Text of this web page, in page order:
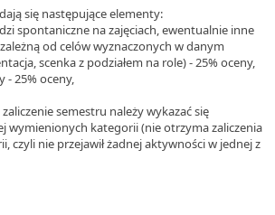
się następujące elementy:
spontaniczne na zajęciach, ewentualnie inne
od celów wyznaczonych w danym
scenka z podziałem na role) - 25% oceny,
25% oceny,
semestru należy wykazać się
wymienionych kategorii (nie otrzyma zaliczenia
nie przejawił żadnej aktywności w jednej z